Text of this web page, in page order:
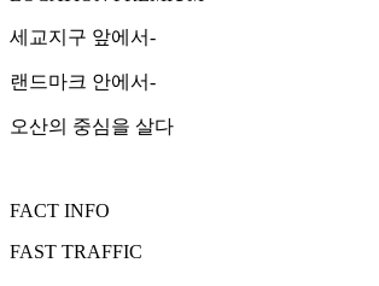
세교지구 앞에서-
랜드마크 안에서-
오산의 중심을 살다
FACT INFO
FAST TRAFFIC